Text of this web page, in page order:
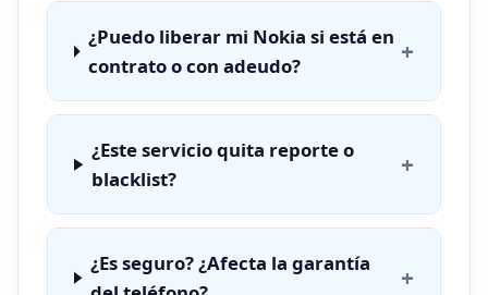
¿Puedo liberar mi Nokia si está en
contrato o con adeudo?
+
¿Este servicio quita reporte o
blacklist?
+
¿Es seguro? ¿Afecta la garantía
+